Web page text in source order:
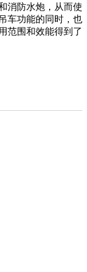
消防水炮，从而使
车功能的同时，也
范围和效能得到了